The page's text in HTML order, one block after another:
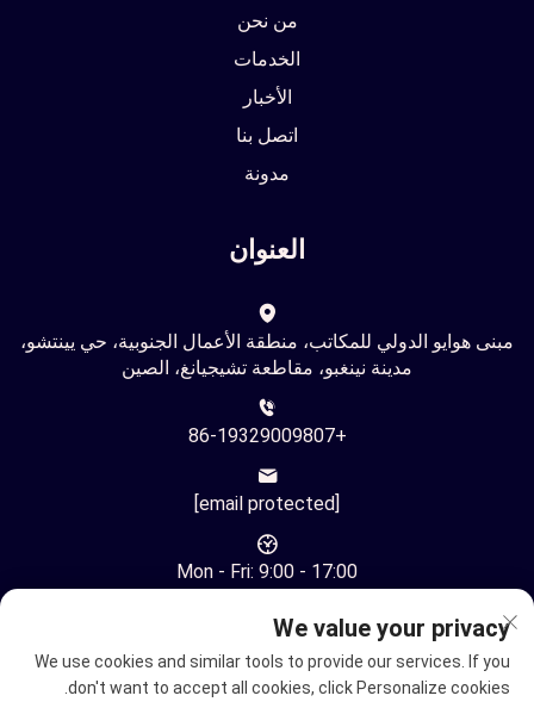
من نحن
الخدمات
الأخبار
اتصل بنا
مدونة
العنوان
مبنى هوايو الدولي للمكاتب، منطقة الأعمال الجنوبية، حي يينتشو،
مدينة نينغبو، مقاطعة تشيجيانغ، الصين
+86-19329009807
[email protected]
Mon - Fri: 9:00 - 17:00
We value your privacy
We use cookies and similar tools to provide our services. If you
don't want to accept all cookies, click Personalize cookies.